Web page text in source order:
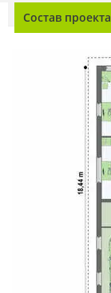
Состав проекта